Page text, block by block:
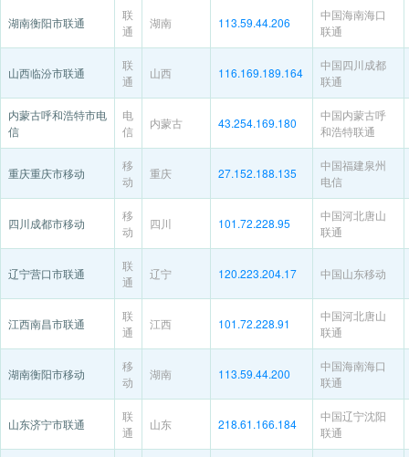
湖南衡阳市联通
联
通
湖南 113.59.44.206
中国海南海口
联通
山西临汾市联通
联
通
山西 116.169.189.164
中国四川成都
联通
内蒙古呼和浩特市电
信
电
信
内蒙古 43.254.169.180
中国内蒙古呼
和浩特联通
重庆重庆市移动
移
动
重庆 27.152.188.135
中国福建泉州
电信
四川成都市移动
移
动
四川 101.72.228.95
中国河北唐山
联通
辽宁营口市联通
联
通
辽宁 120.223.204.17 中国山东移动
江西南昌市联通
联
通
江西 101.72.228.91
中国河北唐山
联通
湖南衡阳市移动
移
动
湖南 113.59.44.200
中国海南海口
联通
山东济宁市联通
联
通
山东 218.61.166.184
中国辽宁沈阳
联通